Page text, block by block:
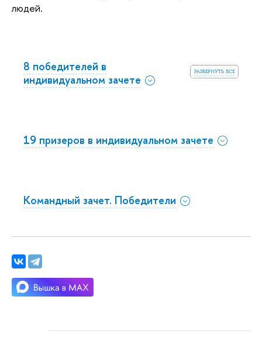
людей.
развернуть все
8 победителей в
индивидуальном зачете
19 призеров в индивидуальном зачете
Командный зачет. Победители